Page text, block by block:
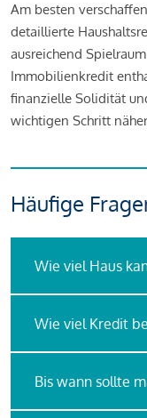
Am besten
detaillierte
ausreichend
Immobilienkredit
finanzielle Solidität
wichtigen Schritt
Häufige
Wie viel Haus
Wie viel Kredit
Bis wann sollte